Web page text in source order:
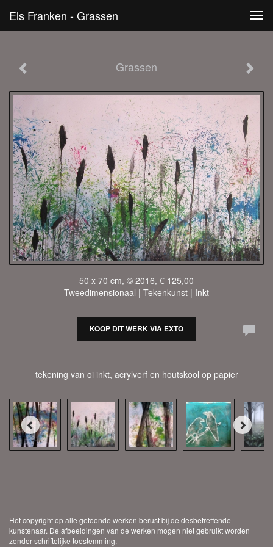
Els Franken - Grassen
Grassen
50 x 70 cm, © 2016, € 125,00
Tweedimensionaal | Tekenkunst | Inkt
KOOP DIT WERK VIA EXTO
tekening van oi inkt, acrylverf en houtskool op papier
Het copyright op alle getoonde werken berust bij de desbetreffende
kunstenaar. De afbeeldingen van de werken mogen niet gebruikt worden
zonder schriftelijke toestemming.